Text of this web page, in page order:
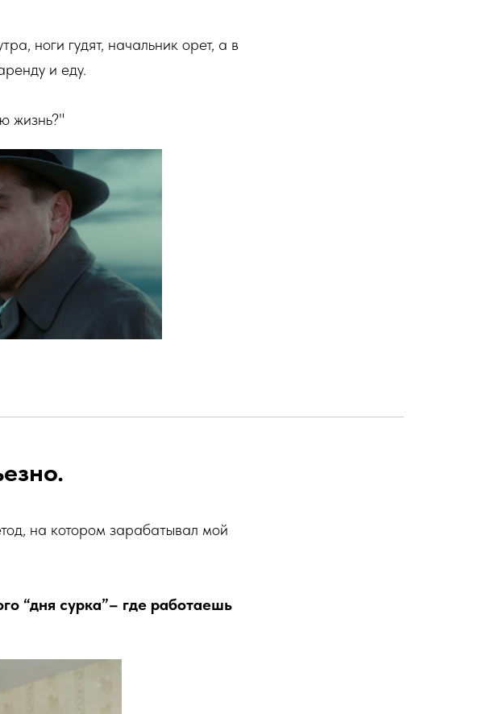
ноги гудят, начальник орет, а в
и еду.
жизнь?"
на котором зарабатывал мой
“дня сурка”– где работаешь